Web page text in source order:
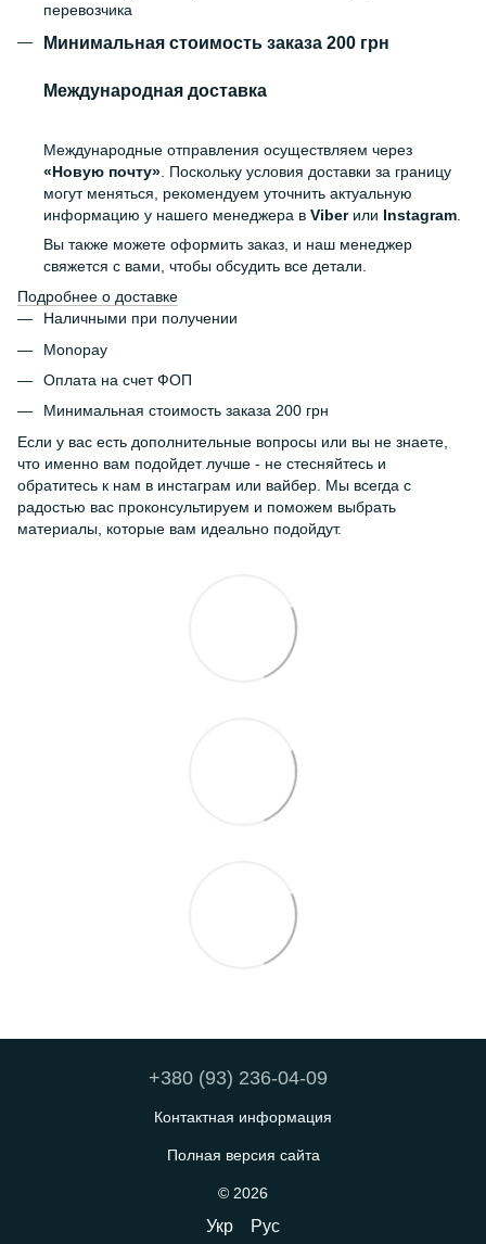
перевозчика
Минимальная стоимость заказа 200 грн
Международная доставка
Международные отправления осуществляем через
«Новую почту» . Поскольку условия доставки за границу
могут меняться, рекомендуем уточнить актуальную
информацию у нашего менеджера в Viberили Instagram
Вы также можете оформить заказ, и наш менеджер
свяжется с вами, чтобы обсудить все детали.
Подробнее о доставке
Наличными при получении
Monopay
Оплата на счет ФОП
Минимальная стоимость заказа 200 грн
Если у вас есть дополнительные вопросы или вы не знаете,
что именно вам подойдет лучше - не стесняйтесь и
обратитесь к нам в инстаграм или вайбер. Мы всегда с
радостью вас проконсультируем и поможем выбрать
материалы, которые вам идеально подойдут.
+380 (93) 236-04-09
Контактная информация
Полная версия сайта
© 2026
Укр Рус